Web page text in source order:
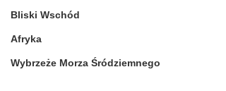
Bliski Wschód
Afryka
Wybrzeże Morza Śródziemnego